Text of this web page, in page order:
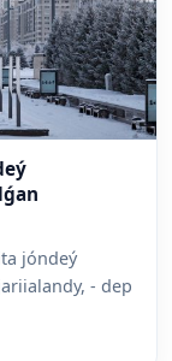
jóndeý
- dep